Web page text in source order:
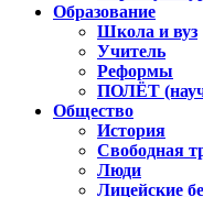
Образование
Школа и вуз
Учитель
Реформы
ПОЛЁТ
Общество
История
Свободная
Люди
Лицейские